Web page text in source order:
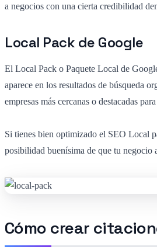
a negocios con una cierta credibilidad
Local Pack de Google
El Local Pack o Paquete Local de
aparece en los resultados de búsqueda
empresas más cercanas o destacadas
Si tienes bien optimizado el SEO Local
posibilidad buenísima de que tu negocio
Cómo crear